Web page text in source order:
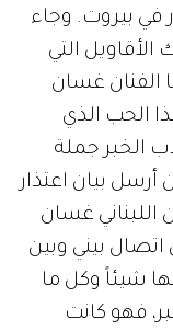
في بيروت. وجاء
الأقاويل التي
الفنان غسان
الحب الذي
الخبر جملة
بيان اعتذار
اللبناني غسان
اتصال بيني وبين
شيئاً وكل ما
فهو كانت